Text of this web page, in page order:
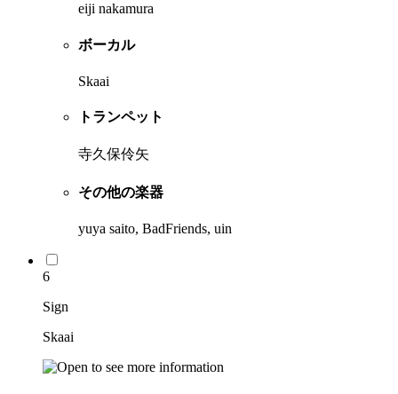
eiji nakamura
ボーカル
Skaai
トランペット
寺久保伶矢
その他の楽器
yuya saito, BadFriends, uin
6
Sign
Skaai